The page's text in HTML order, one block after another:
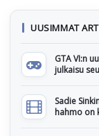
UUSIMMAT
GTA VI:n
julkaisu
Sadie
hahmo on